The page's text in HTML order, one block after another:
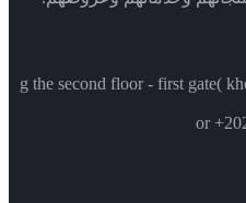
65 g the second floor - first gate(